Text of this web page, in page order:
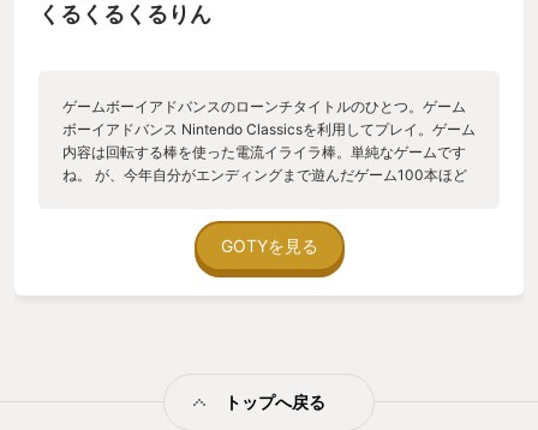
くるくるくるりん
ゲームボーイアドバンスのローンチタイトルのひとつ。ゲーム
ボーイアドバンス Nintendo Classicsを利用してプレイ。ゲーム
内容は回転する棒を使った電流イライラ棒。単純なゲームです
ね。 が、今年自分がエンディングまで遊んだゲーム100本ほど
作品になりました。 1ステージは最初の方は3分もあれば終わる
ので他のゲーム遊ぶ前の準備運動がてらまず遊ぶというプレイ
スタイルでした。1面クリアしたら他のゲーム開始しようと思い
切りよく遊べるので他のゲームのお供にオススメ!実況動画向き!
GOTYを見る
トップへ戻る